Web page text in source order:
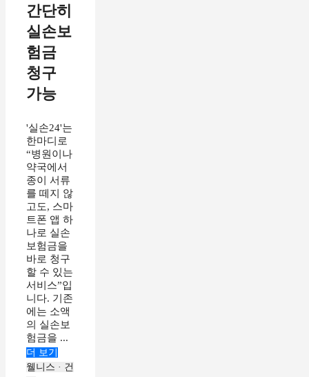
간단히
실손보
험금
청구
가능
'실손24'는
한마디로
“병원이나
약국에서
종이 서류
를 떼지 않
고도, 스마
트폰 앱 하
나로 실손
보험금을
바로 청구
할 수 있는
서비스”입
니다. 기존
에는 소액
의 실손보
험금을 ...
더 보기
웰니스 · 건